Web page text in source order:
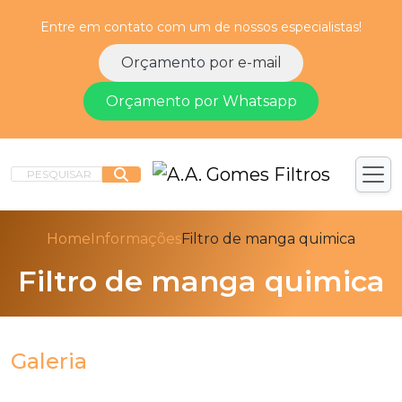
Entre em contato com um de nossos especialistas!
Orçamento por e-mail
Orçamento por Whatsapp
PESQUISAR
HomeInformaçõesFiltro de manga quimica
Filtro de manga quimica
Galeria